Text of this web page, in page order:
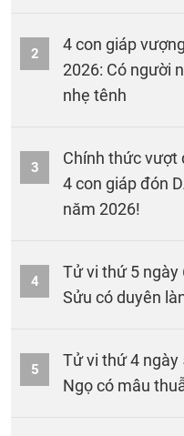
2
4 con giáp
2026: Có người
nhẹ tênh
3
Chính thức vượt
4 con giáp đón
năm 2026!
4
Tử vi thứ 5 ngày
Sửu có duyên
5
Tử vi thứ 4 ngày
Ngọ có mâu